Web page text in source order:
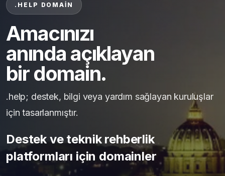
.HELP DOMAIN
Amacınızı
anında açıklayan
bir domain.
.help; destek, bilgi veya yardım sağlayan kuruluşlar
için tasarlanmıştır.
Destek ve teknik rehberlik
platformları için domainler